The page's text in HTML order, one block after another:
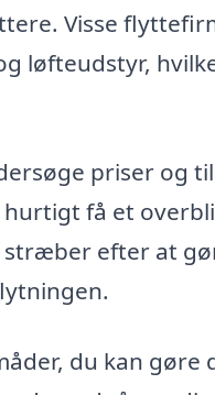
Visse
løfteudstyr,
priser
få et
efter at
du kan